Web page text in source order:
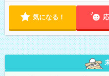
気になる！